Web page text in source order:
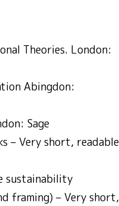
Theories. London:
Abingdon:
Sage
– Very short, readable
sustainability
framing) – Very short,